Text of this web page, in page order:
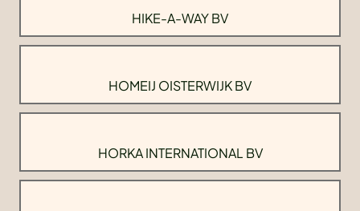
HIKE-A-WAY BV
HOMEIJ OISTERWIJK BV
HORKA INTERNATIONAL BV